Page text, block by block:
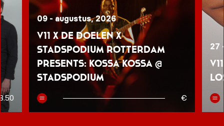
09 - augustus, 2026
V11 x De Doelen x
Stadspodium Rotterdam
presents: Kossa Kossa @
Stadspodium
€
27